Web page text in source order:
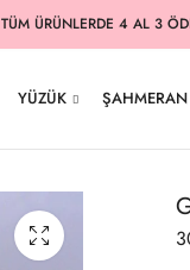
TÜM ÜRÜNLERDE 4 AL 3
YÜZÜK ŞAHMERAN